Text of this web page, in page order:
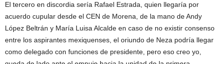
El tercero en discordia sería Rafael Estrada, quien llegaría por
acuerdo cupular desde el CEN de Morena, de la mano de Andy
López Beltrán y María Luisa Alcalde en caso de no existir consenso
entre los aspirantes mexiquenses, el oriundo de Neza podría llegar
como delegado con funciones de presidente, pero eso creo yo,